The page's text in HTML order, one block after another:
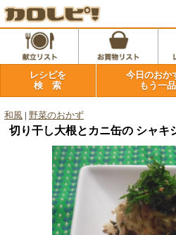
レシピを
検 索
今日のおか
もう一品
和風 野菜のおかず
切り干し大根とカニ缶の シャキ